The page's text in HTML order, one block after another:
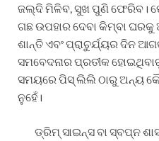
ଜଲ୍ଦି ମିଳିବ, ସୁଖ ପୁଣି ଫେରିବ।
ଗଛ ଉପହାର ଦେବା କିମ୍ବା ଘରକୁ
ଶାନ୍ତି ଏବଂ ପ୍ରାଚୁର୍ଯ୍ୟର ଦିନ
ସମବେଦନାର ପ୍ରତୀକ
ସମୟରେ ପିସ୍ ଲିଲି ଠାରୁ ଅନ୍ୟ
ନୁହେଁ।
ଡ୍ରିମ୍ ସାଇନ୍ସ ବା ସ୍ବପ୍ନ